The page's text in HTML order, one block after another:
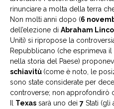
rinunciare a molta della terra
Non molti anni dopo (6
dell’elezione di Abraham
Uniti) si ripropose la
Repubblicano (che esprimeva
nella storia del Paese)
schiavitù (come è noto, le
sono state considerate per
controverse; non approfondirò
Il Texas sarà uno dei 7 Stati (gli